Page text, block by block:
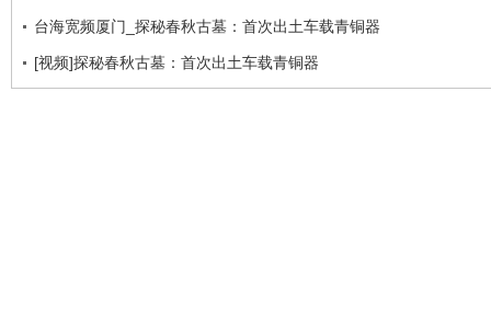
台海宽频厦门_探秘春秋古墓：首次出土车载青铜器
[视频]探秘春秋古墓：首次出土车载青铜器